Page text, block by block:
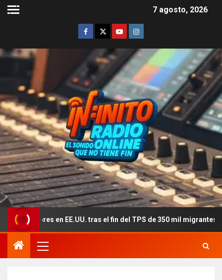
7 agosto, 2026
en EE.UU. tras el fin del TPS de 350 mil migrantes